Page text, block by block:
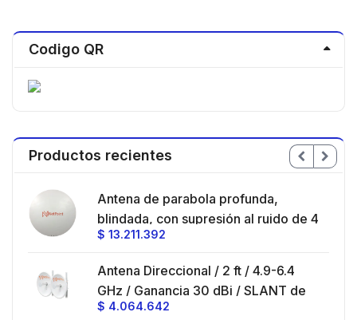
Codigo QR
Productos recientes
Antena de parabola profunda,
blindada, con supresión al ruido de 4
ft, 5.9-7.2 GHz, Ganancia 36 dBi con
hasta 80 km, Conectores N-hembra,
montaje con alineación milimétrica.
$ 13.211.392
Antena Direccional / 2 ft / 4.9-6.4
GHz / Ganancia 30 dBi / SLANT de
45 ° y 90 ° / Conector N-Hembra /
$ 4.064.642